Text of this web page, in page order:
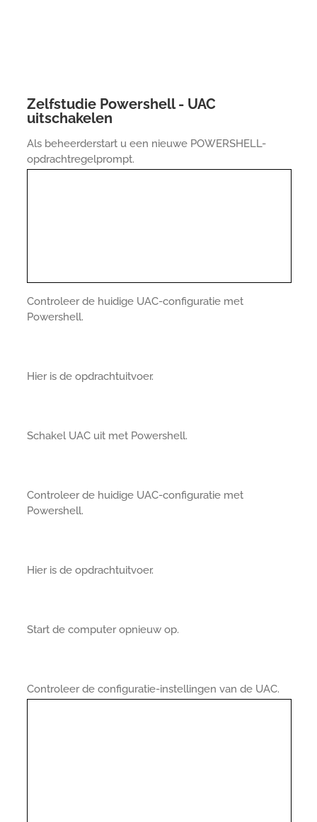
Zelfstudie Powershell - UAC
uitschakelen
Als beheerderstart u een nieuwe POWERSHELL-
opdrachtregelprompt.
Controleer de huidige UAC-configuratie met
Powershell.
Hier is de opdrachtuitvoer.
Schakel UAC uit met Powershell.
Controleer de huidige UAC-configuratie met
Powershell.
Hier is de opdrachtuitvoer.
Start de computer opnieuw op.
Controleer de configuratie-instellingen van de UAC.